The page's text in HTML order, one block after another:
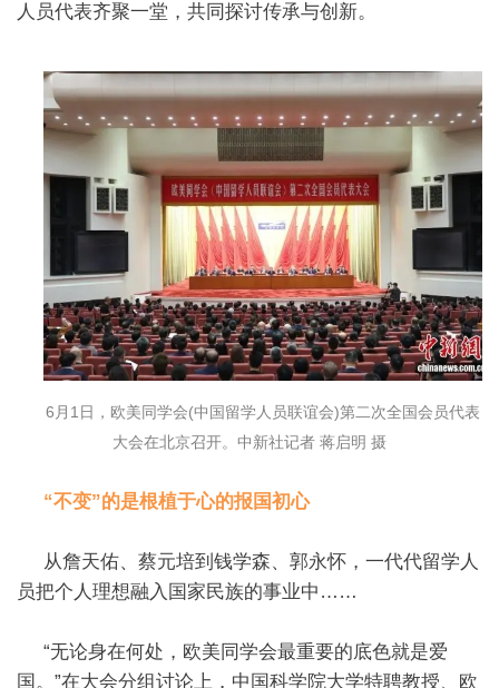
人员代表齐聚一堂，共同探讨传承与创新。
6月1日，欧美同学会(中国留学人员联谊会)第二次全国会员代表
大会在北京召开。中新社记者 蒋启明 摄
“不变”的是根植于心的报国初心
从詹天佑、蔡元培到钱学森、郭永怀，一代代留学人
员把个人理想融入国家民族的事业中……
“无论身在何处，欧美同学会最重要的底色就是爱
国。”在大会分组讨论上，中国科学院大学特聘教授、欧